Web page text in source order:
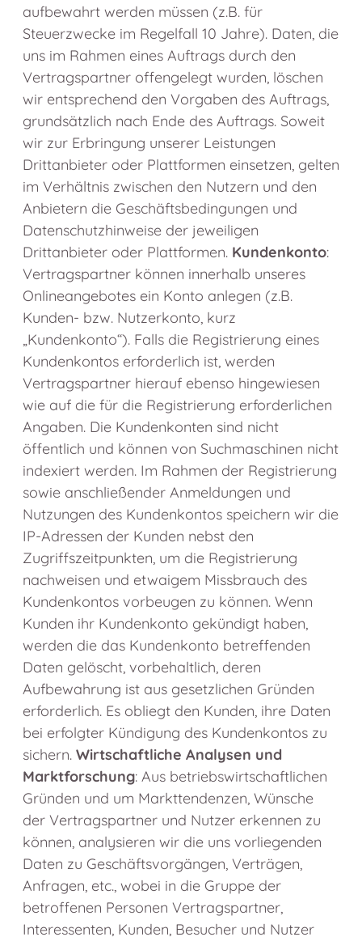
aufbewahrt werden müssen (z.B. für
Steuerzwecke im Regelfall 10 Jahre). Daten, die
uns im Rahmen eines Auftrags durch den
Vertragspartner offengelegt wurden, löschen
wir entsprechend den Vorgaben des Auftrags,
grundsätzlich nach Ende des Auftrags. Soweit
wir zur Erbringung unserer Leistungen
Drittanbieter oder Plattformen einsetzen, gelten
im Verhältnis zwischen den Nutzern und den
Anbietern die Geschäftsbedingungen und
Datenschutzhinweise der jeweiligen
Drittanbieter oder Plattformen. Kundenkonto:
Vertragspartner können innerhalb unseres
Onlineangebotes ein Konto anlegen (z.B.
Kunden- bzw. Nutzerkonto, kurz
„Kundenkonto“). Falls die Registrierung eines
Kundenkontos erforderlich ist, werden
Vertragspartner hierauf ebenso hingewiesen
wie auf die für die Registrierung erforderlichen
Angaben. Die Kundenkonten sind nicht
öffentlich und können von Suchmaschinen nicht
indexiert werden. Im Rahmen der Registrierung
sowie anschließender Anmeldungen und
Nutzungen des Kundenkontos speichern wir die
IP-Adressen der Kunden nebst den
Zugriffszeitpunkten, um die Registrierung
nachweisen und etwaigem Missbrauch des
Kundenkontos vorbeugen zu können. Wenn
Kunden ihr Kundenkonto gekündigt haben,
werden die das Kundenkonto betreffenden
Daten gelöscht, vorbehaltlich, deren
Aufbewahrung ist aus gesetzlichen Gründen
erforderlich. Es obliegt den Kunden, ihre Daten
bei erfolgter Kündigung des Kundenkontos zu
sichern. Wirtschaftliche Analysen und
Marktforschung: Aus betriebswirtschaftlichen
Gründen und um Markttendenzen, Wünsche
der Vertragspartner und Nutzer erkennen zu
können, analysieren wir die uns vorliegenden
Daten zu Geschäftsvorgängen, Verträgen,
Anfragen, etc., wobei in die Gruppe der
betroffenen Personen Vertragspartner,
Interessenten, Kunden, Besucher und Nutzer